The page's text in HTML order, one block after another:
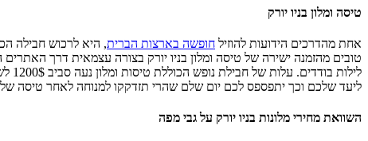
טיסה ומלון בניו יורק
אחת מהדרכים הידועות להוזיל חופשה בארצות הברית, היא לרכוש חבילה
טובים מהזמנה ישירה של טיסה ומלון בניו יורק בצורה עצמאית דרך האתרים
ליעד שלכם וכך יתפספס לכם יום שלם שהרי תזדקקו למנוחה לאחר טיסה של 11 שעות עם אחת מחברות התעופה שטסות לניו יורק כמו
השוואת מחירי מלונות בניו יורק על גבי מפה